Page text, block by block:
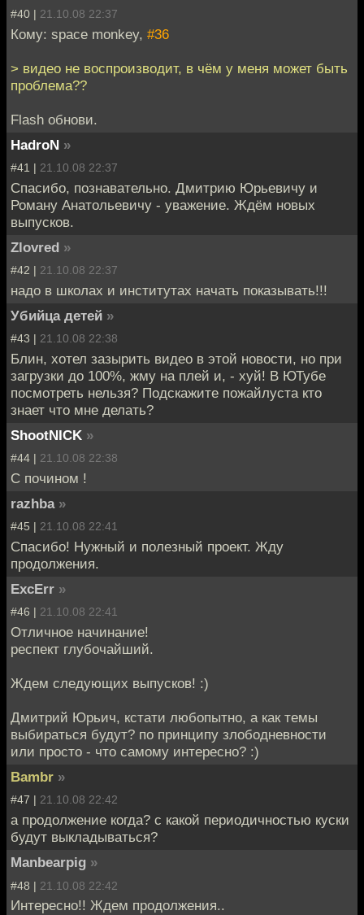
#40 | 21.10.08 22:37
Кому: space monkey, #36
> видео не воспроизводит, в чём у меня может быть
проблема??
Flash обнови.
HadroN »
#41 | 21.10.08 22:37
Спасибо, познавательно. Дмитрию Юрьевичу и
Роману Анатольевичу - уважение. Ждём новых
выпусков.
Zlovred »
#42 | 21.10.08 22:37
надо в школах и институтах начать показывать!!!
Убийца детей »
#43 | 21.10.08 22:38
Блин, хотел зазырить видео в этой новости, но при
загрузки до 100%, жму на плей и, - хуй! В ЮТубе
посмотреть нельзя? Подскажите пожайлуста кто
знает что мне делать?
ShootNICK »
#44 | 21.10.08 22:38
C почином !
razhba »
#45 | 21.10.08 22:41
Спасибо! Нужный и полезный проект. Жду
продолжения.
ExcErr »
#46 | 21.10.08 22:41
Отличное начинание!
респект глубочайший.
Ждем следующих выпусков! :)
Дмитрий Юрьич, кстати любопытно, а как темы
выбираться будут? по принципу злободневности
или просто - что самому интересно? :)
Bambr »
#47 | 21.10.08 22:42
а продолжение когда? с какой периодичностью куски
будут выкладываться?
Manbearpig »
#48 | 21.10.08 22:42
Интересно!! Ждем продолжения..